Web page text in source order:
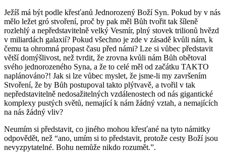
Ježíš má být podle křesťanů Jednorozený Boží Syn. Pokud by v nás
mělo ležet gró stvoření, proč by pak měl Bůh tvořit tak šíleně
rozlehlý a nepředstavitelně velký Vesmír, plný stovek trilionů hvězd
v miliardách galaxií? Pokud všechno je zde v zásadě kvůli nám, k
čemu ta ohromná propast času před námi? Lze si vůbec představit
větší domýšlivost, než tvrdit, že zrovna kvůli nám Bůh obětoval
svého jednorozeného Syna, a že to celé měl od začátku TAKTO
naplánováno?! Jak si lze vůbec myslet, že jsme-li my završením
Stvoření, že by Bůh postupoval takto plýtvavě, a tvořil v tak
nepředstavitelně nedosažitelných vzdálenostech od nás gigantické
komplexy pustých světů, nemající k nám žádný vztah, a nemajících
na nás žádný vliv?
Neumím si představit, co jiného mohou křesťané na tyto námitky
odpovědět, než “ano, umím si to představit, protože cesty Boží jsou
nevyzpytatelné. Bohu nemůže nikdo rozumět.”.